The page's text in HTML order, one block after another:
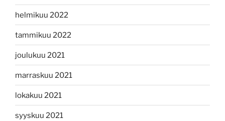
helmikuu 2022
tammikuu 2022
joulukuu 2021
marraskuu 2021
lokakuu 2021
syyskuu 2021